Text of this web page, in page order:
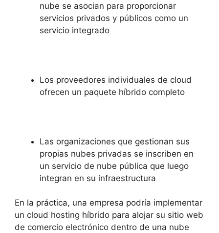
nube se asocian para proporcionar
servicios privados y públicos como un
servicio integrado
Los proveedores individuales de cloud
ofrecen un paquete híbrido completo
Las organizaciones que gestionan sus
propias nubes privadas se inscriben en
un servicio de nube pública que luego
integran en su infraestructura
En la práctica, una empresa podría implementar
un cloud hosting híbrido para alojar su sitio web
de comercio electrónico dentro de una nube